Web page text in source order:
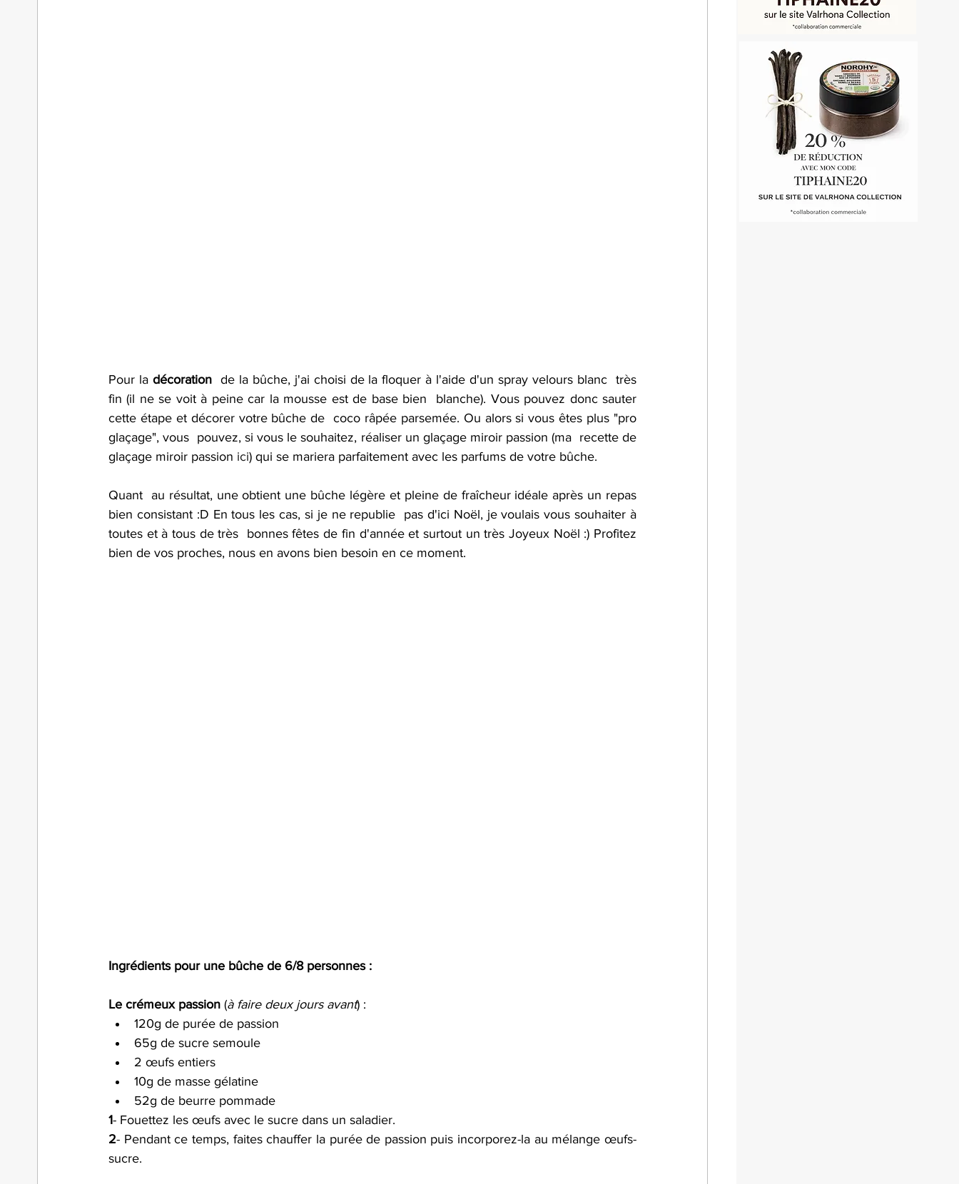
Pour la décoration
  de la bûche, j'ai choisi de la floquer à l'aide d'un spray velours blanc  très
fin (il ne se voit à peine car la mousse est de base bien  blanche). Vous pouvez donc sauter
cette étape et décorer votre bûche de  coco râpée parsemée. Ou alors si vous êtes plus "pro
glaçage", vous  pouvez, si vous le souhaitez, réaliser un glaçage miroir passion (ma  recette de
glaçage miroir passion ici) qui se mariera parfaitement avec les parfums de votre bûche.
Quant  au résultat, une obtient une bûche légère et pleine de fraîcheur idéale après un repas
bien consistant :D En tous les cas, si je ne republie  pas d'ici Noël, je voulais vous souhaiter à
toutes et à tous de très  bonnes fêtes de fin d'année et surtout un très Joyeux Noël :) Profitez
bien de vos proches, nous en avons bien besoin en ce moment.
Ingrédients pour une bûche de 6/8 personnes :
Le crémeux passion (à faire deux jours avant) :
120g de purée de passion
65g de sucre semoule
2 œufs entiers
10g de masse gélatine
52g de beurre pommade
1- Fouettez les œufs avec le sucre dans un saladier.
2- Pendant ce temps, faites chauffer la purée de passion puis incorporez-la au mélange œufs-
sucre.